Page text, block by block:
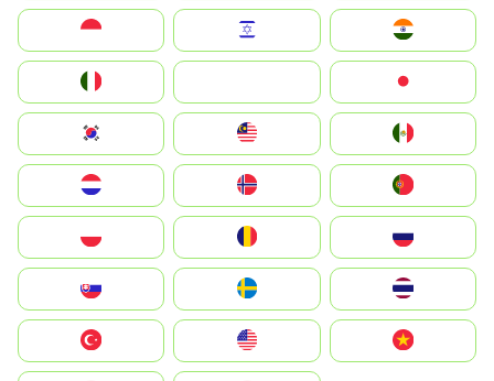
South Korea
United States